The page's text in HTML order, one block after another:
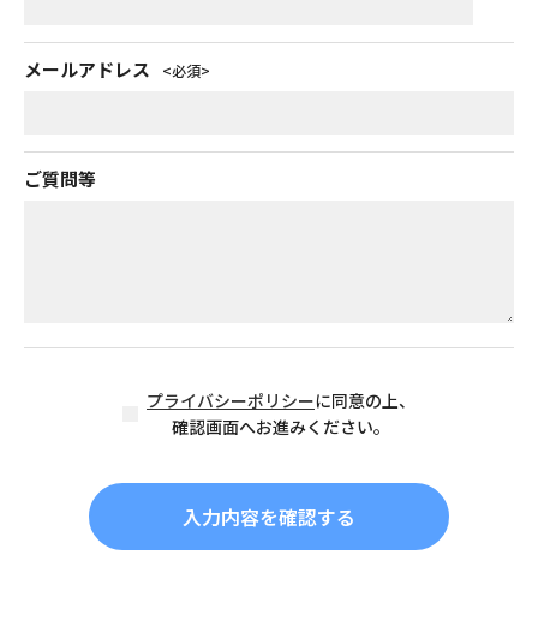
メールアドレス 必須
ご質問等
プライバシーポリシーに同意の上、
確認画面へお進みください。
入力内容を確認する